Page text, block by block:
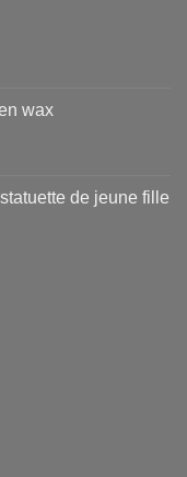
wax
de jeune fille